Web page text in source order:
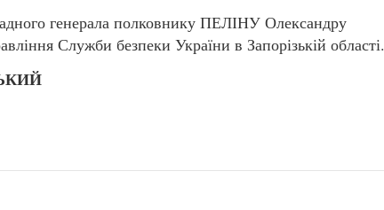
генерала полковнику ПЕЛІНУ Олександру
Служби безпеки України в Запорізькій області.